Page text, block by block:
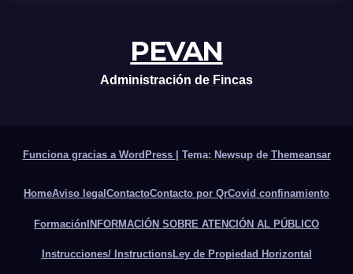
PEVAN
Administración de Fincas
Funciona gracias a WordPress Tema: Newsup de Themeansar
HomeAviso legal ContactoContacto por QrCovid confinamiento
FormaciónINFORMACIÓN SOBRE ATENCIÓN AL PÚBLICO
Instrucciones/ InstructionsLey de Propiedad Horizontal